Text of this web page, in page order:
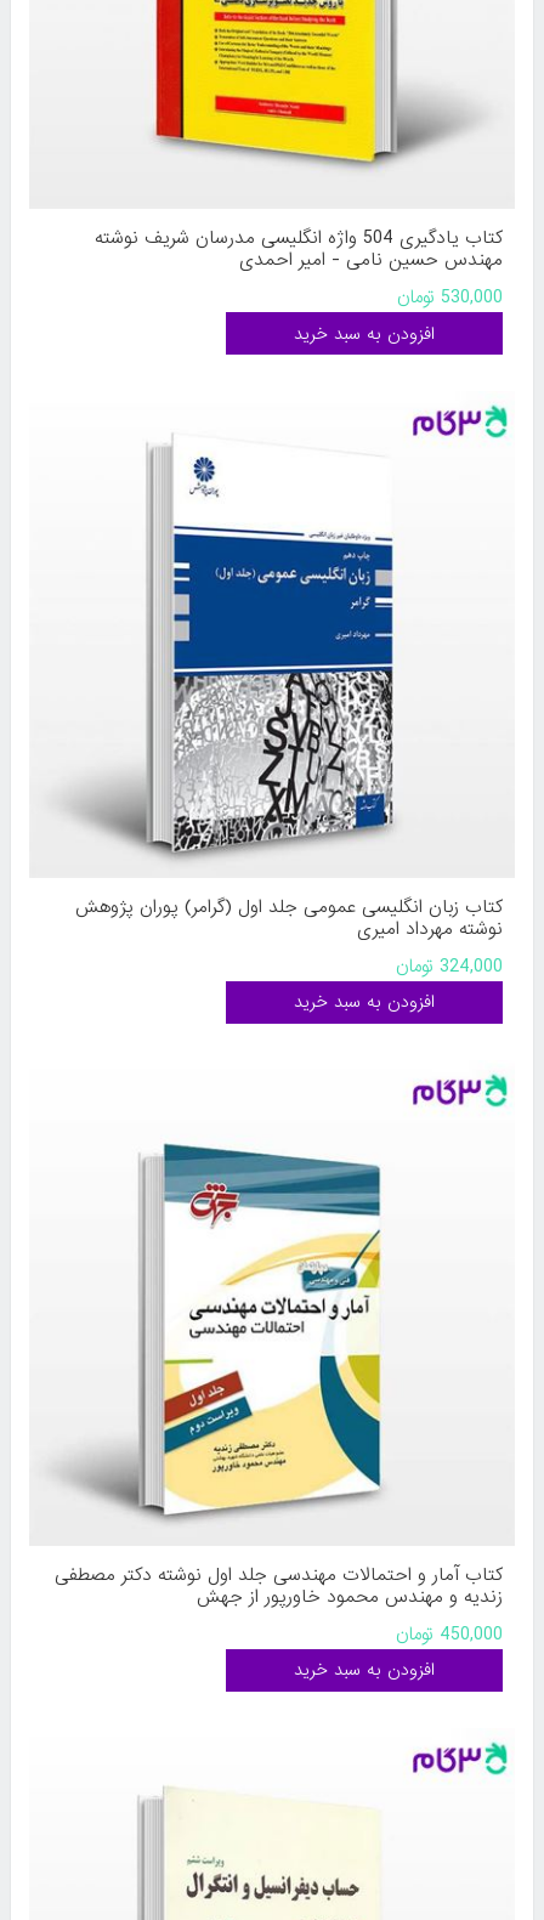
کتاب یادگیری 504 واژه انگلیسی مدرسان شریف نوشته
مهندس حسین نامی - امیر احمدی
530,000 تومان
کتاب زبان انگلیسی عمومی جلد اول (گرامر) پوران پژوهش
نوشته مهرداد امیری
324,000 تومان
کتاب آمار و احتمالات مهندسی جلد اول نوشته دکتر مصطفی
زندیه و مهندس محمود خاورپور از جهش
450,000 تومان